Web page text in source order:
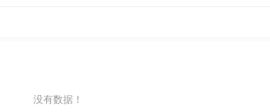
没有数据！